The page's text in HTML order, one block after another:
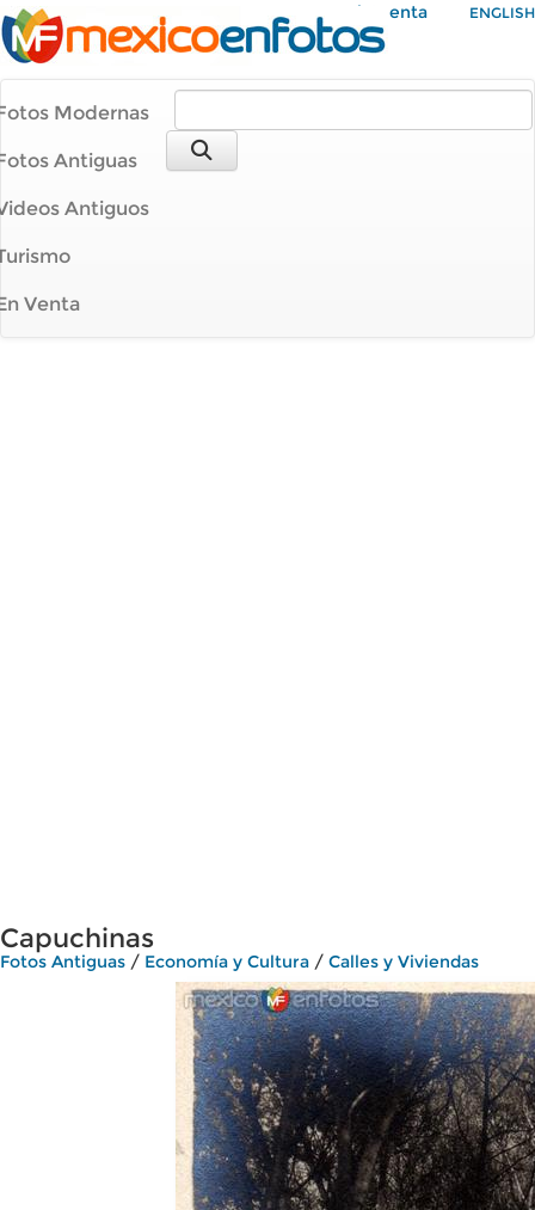
Mi Cuenta ENGLISH
Modernas
Antiguas
Antiguos
Venta
Capuchinas
Fotos Antiguas / Economía y Cultura / Calles y Viviendas